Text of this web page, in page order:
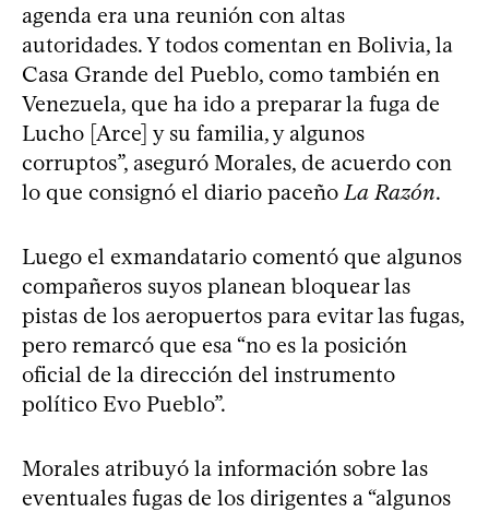
agenda era una reunión con altas
autoridades. Y todos comentan en Bolivia, la
Casa Grande del Pueblo, como también en
Venezuela, que ha ido a preparar la fuga de
Lucho [Arce] y su familia, y algunos
corruptos”, aseguró Morales, de acuerdo con
lo que consignó el diario paceño La Razón.
Luego el exmandatario comentó que algunos
compañeros suyos planean bloquear las
pistas de los aeropuertos para evitar las fugas,
pero remarcó que esa “no es la posición
oficial de la dirección del instrumento
político Evo Pueblo”.
Morales atribuyó la información sobre las
eventuales fugas de los dirigentes a “algunos